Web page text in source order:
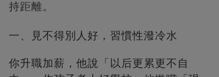
持距離。
一、見不得別人好，習慣性潑冷水
你升職加薪，他說「以后更累更不自